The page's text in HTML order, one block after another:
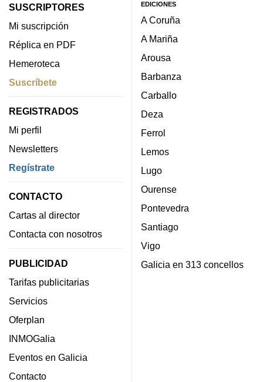
SUSCRIPTORES
Mi suscripción
Réplica en PDF
Hemeroteca
Suscríbete
REGISTRADOS
Mi perfil
Newsletters
Regístrate
CONTACTO
Cartas al director
Contacta con nosotros
PUBLICIDAD
Tarifas publicitarias
Servicios
Oferplan
INMOGalia
Eventos en Galicia
Contacto
EDICIONES
A Coruña
A Mariña
Arousa
Barbanza
Carballo
Deza
Ferrol
Lemos
Lugo
Ourense
Pontevedra
Santiago
Vigo
Galicia en 313 concellos